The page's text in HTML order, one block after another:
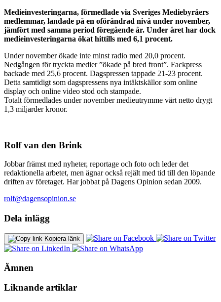
Medieinvesteringarna, förmedlade via Sveriges Mediebyråers
medlemmar, landade på en oförändrad nivå under november,
jämfört med samma period föregående år. Under året har dock
medieinvesteringarna ökat hittills med 6,1 procent.
Under november ökade inte minst radio med 20,0 procent.
Nedgången för tryckta medier ”ökade på bred front”. Fackpress
backade med 25,6 procent. Dagspressen tappade 21-23 procent.
Detta samtidigt som dagspressens nya intäktskällor som online
display och online video stod och stampade.
Totalt förmedlades under november medieutrymme värt netto drygt
1,3 miljarder kronor.
Rolf van den Brink
Jobbar främst med nyheter, reportage och foto och leder det
redaktionella arbetet, men ägnar också rejält med tid till den löpande
driften av företaget. Har jobbat på Dagens Opinion sedan 2009.
rolf@dagensopinion.se
Dela inlägg
Kopiera länk
Ämnen
Liknande artiklar